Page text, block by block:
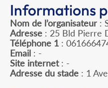
Informations
Nom de l’organisateur :
Adresse : 25 Bld Pierre
Téléphone 1 :
Email : -
Site internet: -
Adresse du stade : 1